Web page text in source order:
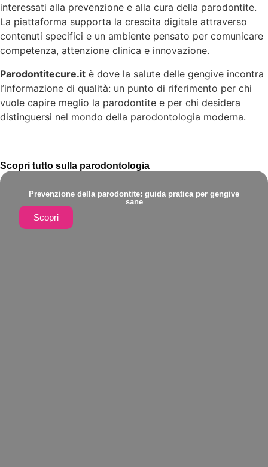
interessati alla prevenzione e alla cura della parodontite.
La piattaforma supporta la crescita digitale attraverso
contenuti specifici e un ambiente pensato per comunicare
competenza, attenzione clinica e innovazione.
Parodontitecure.it è dove la salute delle gengive incontra
l’informazione di qualità: un punto di riferimento per chi
vuole capire meglio la parodontite e per chi desidera
distinguersi nel mondo della parodontologia moderna.
Scopri tutto sulla parodontologia
Prevenzione della parodontite: guida pratica per gengive
sane
Scopri